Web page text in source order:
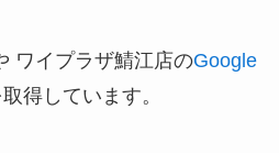
ワイプラザ鯖江店のGoogle
得しています。